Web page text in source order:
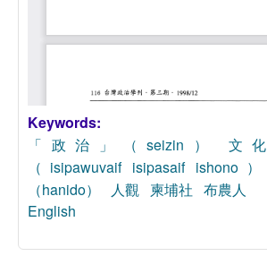
Keywords:
「政治」（seizin）
文化
（isipawuvaif isipasaif ishono）
（hanido）
人觀 柬埔社 布農人
English